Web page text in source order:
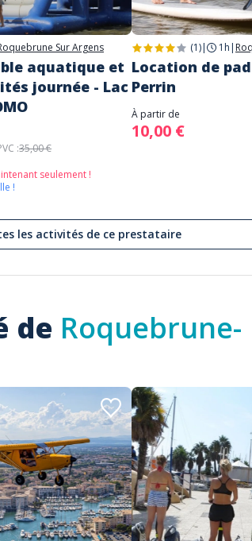
Sur Argens
aquatique et
journée - Lac
:35,00 €
seulement !
!
(1)| 1h |
Location de
Perrin
À partir de
10,00 €
les activités de ce prestataire
de Roquebrune-